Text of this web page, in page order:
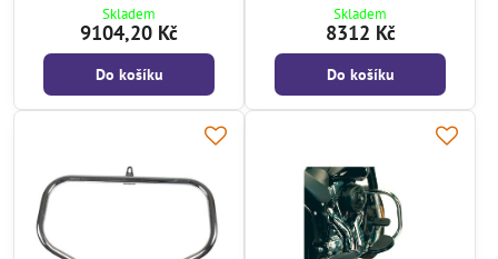
Skladem
9104,20 Kč
Do košíku
Skladem
8312 Kč
Do košíku